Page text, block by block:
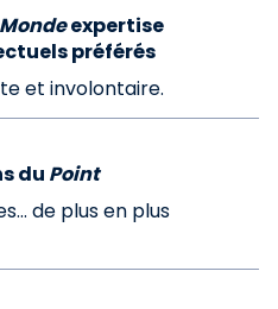
expertise
préférés
et involontaire.
du Point
de plus en plus